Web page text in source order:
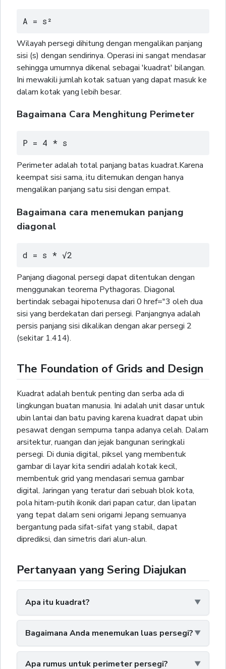
A = s²
Wilayah persegi dihitung dengan mengalikan panjang
sisi (s) dengan sendirinya. Operasi ini sangat mendasar
sehingga umumnya dikenal sebagai 'kuadrat' bilangan.
Ini mewakili jumlah kotak satuan yang dapat masuk ke
dalam kotak yang lebih besar.
Bagaimana Cara Menghitung Perimeter
P = 4 * s
Perimeter adalah total panjang batas kuadrat.Karena
keempat sisi sama, itu ditemukan dengan hanya
mengalikan panjang satu sisi dengan empat.
Bagaimana cara menemukan panjang
diagonal
d = s * √2
Panjang diagonal persegi dapat ditentukan dengan
menggunakan teorema Pythagoras. Diagonal
bertindak sebagai hipotenusa dari 0 href="3 oleh dua
sisi yang berdekatan dari persegi. Panjangnya adalah
persis panjang sisi dikalikan dengan akar persegi 2
(sekitar 1.414).
The Foundation of Grids and Design
Kuadrat adalah bentuk penting dan serba ada di
lingkungan buatan manusia. Ini adalah unit dasar untuk
ubin lantai dan batu paving karena kuadrat dapat ubin
pesawat dengan sempurna tanpa adanya celah. Dalam
arsitektur, ruangan dan jejak bangunan seringkali
persegi. Di dunia digital, piksel yang membentuk
gambar di layar kita sendiri adalah kotak kecil,
membentuk grid yang mendasari semua gambar
digital. Jaringan yang teratur dari sebuah blok kota,
pola hitam-putih ikonik dari papan catur, dan lipatan
yang tepat dalam seni origami Jepang semuanya
bergantung pada sifat-sifat yang stabil, dapat
diprediksi, dan simetris dari alun-alun.
Pertanyaan yang Sering Diajukan
Apa itu kuadrat?
Bagaimana Anda menemukan luas persegi?
Apa rumus untuk perimeter persegi?